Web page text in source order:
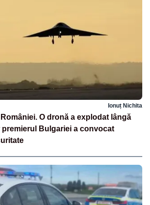
Ionuț Nichita
O dronă a explodat lângă
premierul Bulgariei a convocat